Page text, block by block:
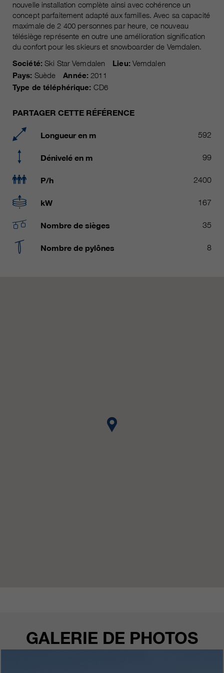
nouvelle installation complète ainsi avec cohérence un
concept parfaitement adapté aux familles. Avec sa capacité
maximale de 2 400 personnes par heure, ce nouveau
télésiège représente en outre une amélioration signification
du confort pour les skieurs et snowboarder de Vemdalen.
Société:Ski Star Vemdalen Lieu:Vemdalen
Pays: Suède Année: 2011
Type de téléphérique: CD6
PARTAGER CETTE RÉFÉRENCE
Longueur en m 592
Dénivelé en m 99
P/h 2400
kW 167
Nombre de sièges 35
Nombre de pylônes 8
GALERIE DE PHOTOS
durée
pour la session actuelle du
navigateur
C’est utilisé pour protéger contre
les spams causés par les spams.
fournisseur sgalinski Cookie Opt In
durée 30 jours
Enregistre les paramètres de
Les cookies marketing comprennent le suivi et les
cookies statistiques
Name
_ga, _gid, _gat, __utma, __utmb,
__utmc, __utmd, __utmz
fournisseur Google Analytics
varie entre 2 ans et 6 mois, voire
Google Analytics pour collecter
d’utilisation, y compris des
https://policies.google.com/privacy.
sites Internet / nos applications.
Ces informations sont également
informations sur les cookies